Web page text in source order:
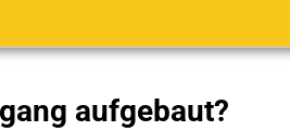
aufgebaut?